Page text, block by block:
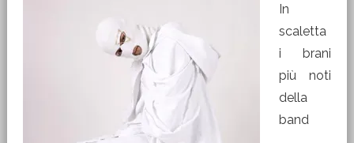
In
scaletta
i brani
più noti
della
band